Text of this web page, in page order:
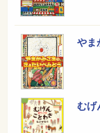
やま
むげ